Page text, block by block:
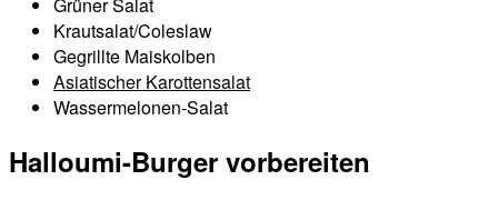
Krautsalat/Coleslaw
Gegrillte Maiskolben
Asiatischer Karottensalat
Wassermelonen-Salat
Halloumi-Burger vorbereiten